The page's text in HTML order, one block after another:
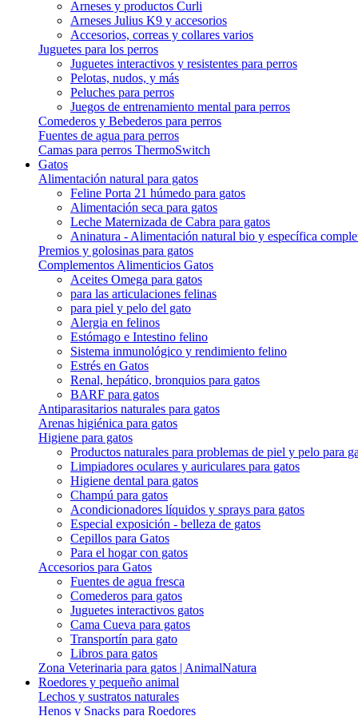
Arneses y productos Curli
Arneses Julius K9 y accesorios
Accesorios, correas y collares varios
Juguetes para los perros
Juguetes interactivos y resistentes para perros
Pelotas, nudos, y más
Peluches para perros
Juegos de entrenamiento mental para perros
Comederos y Bebederos para perros
Fuentes de agua para perros
Camas para perros ThermoSwitch
Gatos
Alimentación natural para gatos
Feline Porta 21 húmedo para gatos
Alimentación seca para gatos
Leche Maternizada de Cabra para gatos
Aninatura - Alimentación natural bio y específica
Premios y golosinas para gatos
Complementos Alimenticios Gatos
Aceites Omega para gatos
para las articulaciones felinas
para piel y pelo del gato
Alergia en felinos
Estómago e Intestino felino
Sistema inmunológico y rendimiento felino
Estrés en Gatos
Renal, hepático, bronquios para gatos
BARF para gatos
Antiparasitarios naturales para gatos
Arenas higiénica para gatos
Higiene para gatos
Productos naturales para problemas de piel y pelo para
Limpiadores oculares y auriculares para gatos
Higiene dental para gatos
Champú para gatos
Acondicionadores líquidos y sprays para gatos
Especial exposición - belleza de gatos
Cepillos para Gatos
Para el hogar con gatos
Accesorios para Gatos
Fuentes de agua fresca
Comederos para gatos
Juguetes interactivos gatos
Cama Cueva para gatos
Transportín para gato
Libros para gatos
Zona Veterinaria para gatos | AnimalNatura
Roedores y pequeño animal
Lechos y sustratos naturales
Henos y Snacks para Roedores